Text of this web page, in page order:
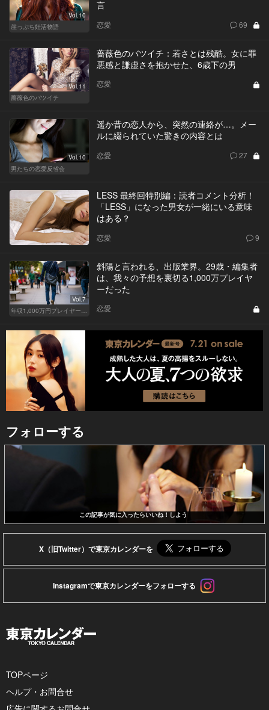
Vol.10
崖っぷち妊活物語
言
恋愛 69
Vol.11
薔薇色のバツイチ
薔薇色のバツイチ：若さとは残酷。女に罪
悪感と謙虚さを抱かせた、6歳下の男
恋愛
Vol.10
男たちの恋愛反省会
遥か昔の恋人から、突然の連絡が…。メー
ルに綴られていた驚きの内容とは
恋愛 27
LESS 最終回特別編：読者コメント分析！
「LESS」になった男女が一緒にいる意味
はある？
恋愛 9
Vol.7
斜陽と言われる、出版業界。29歳・編集者
は、我々の予想を裏切る1,000万プレイヤ
ーだった
恋愛
フォローする
この記事が気に入ったらいいね！しよう
X（旧Twitter）で東京カレンダーを
Instagramで東京カレンダーをフォローする
TOPページ
ヘルプ・お問合せ